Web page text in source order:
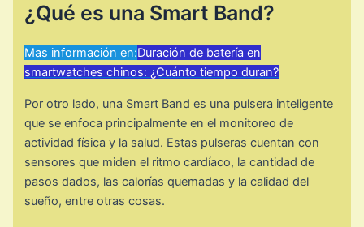
¿Qué es una Smart Band?
Mas información en:Duración de batería en
smartwatches chinos: ¿Cuánto tiempo duran?
Por otro lado, una Smart Band es una pulsera inteligente
que se enfoca principalmente en el monitoreo de
actividad física y la salud. Estas pulseras cuentan con
sensores que miden el ritmo cardíaco, la cantidad de
pasos dados, las calorías quemadas y la calidad del
sueño, entre otras cosas.